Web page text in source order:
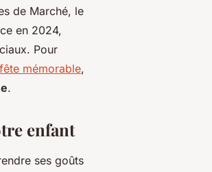
de Marché, le
en 2024,
Pour
mémorable,
.
enfant
ses goûts